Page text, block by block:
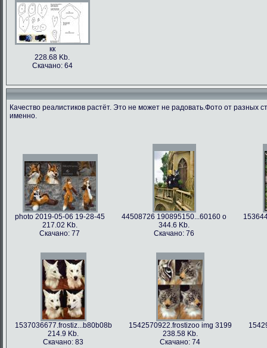
кк
228.68 Kb.
Скачано: 64
Качество реалистиков растёт. Это не может не радовать.Фото от разных
именно.
photo 2019-05-06 19-28-45
217.02 Kb.
Скачано: 77
44508726 190895150...60160 o
344.6 Kb.
Скачано: 76
1537036677.frostiz...b80b08b
214.9 Kb.
Скачано: 83
1542570922.frostizoo img 3199
238.58 Kb.
Скачано: 74